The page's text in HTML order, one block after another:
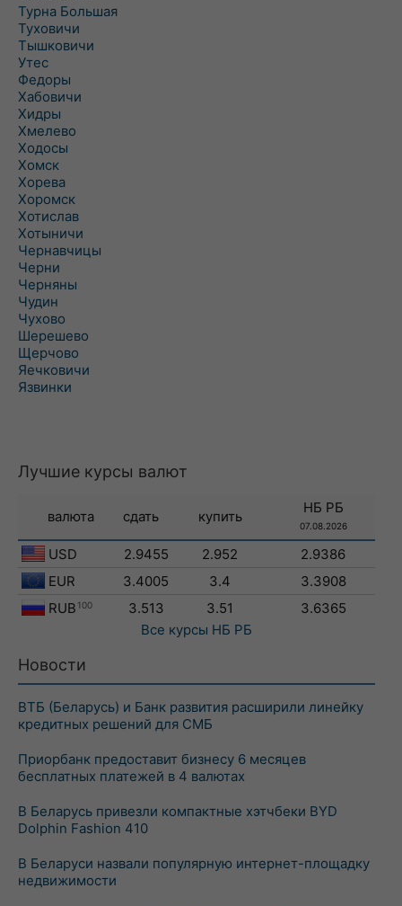
Турна Большая
Туховичи
Тышковичи
Утес
Федоры
Хабовичи
Хидры
Хмелево
Ходосы
Хомск
Хорева
Хоромск
Хотислав
Хотыничи
Чернавчицы
Черни
Черняны
Чудин
Чухово
Шерешево
Щерчово
Яечковичи
Язвинки
Лучшие курсы валют
валюта сдать купить
НБ РБ
07.08.2026
USD 2.9455 2.952
2.9386
EUR
3.4005 3.4
3.3908
RUB 100 3.513 3.51
3.6365
Все курсы НБ РБ
Новости
ВТБ (Беларусь) и Банк развития расширили линейку
кредитных решений для СМБ
Приорбанк предоставит бизнесу 6 месяцев
бесплатных платежей в 4 валютах
В Беларусь привезли компактные хэтчбеки BYD
Dolphin Fashion 410
В Беларуси назвали популярную интернет-площадку
недвижимости